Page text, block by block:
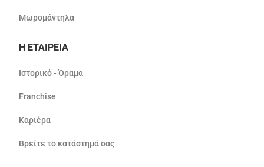
Μωρομάντηλα
Η ΕΤΑΙΡΕΙΑ
Ιστορικό - Όραμα
Franchise
Καριέρα
Βρείτε το κατάστημά σας